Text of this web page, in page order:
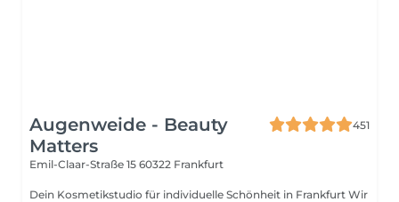
Augenweide - Beauty
Matters
451
Emil-Claar-Straße 15 60322 Frankfurt
Dein Kosmetikstudio für individuelle Schönheit in Frankfurt Wir